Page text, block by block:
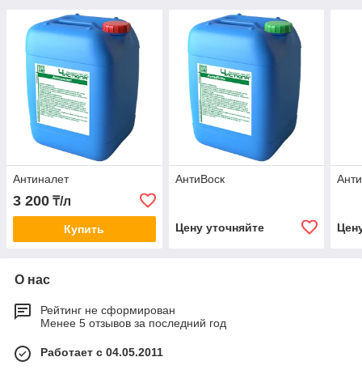
Антиналет
3 200 ₸/л
Купить
АнтиВоск
Цену уточняйте
О нас
Рейтинг не сформирован
Менее 5 отзывов за последний год
Работает с 04.05.2011